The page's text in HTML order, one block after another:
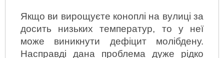
Якщо ви вирощуєте коноплі на вулиці за
досить низьких температур, то у неї
може виникнути дефіцит молібдену.
Насправді дана проблема дуже рідко